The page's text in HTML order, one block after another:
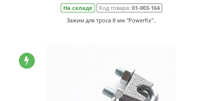
На складе Код товара: 01-003-164
Зажим для троса 8 мм "Powerfix"..